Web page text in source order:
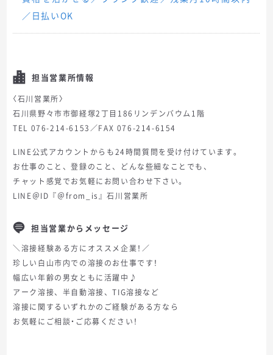
／日払いOK
担当営業所情報
〈石川営業所〉
石川県野々市市御経塚2丁目186リンデンバウム1階
TEL 076-214-6153／FAX 076-214-6154
LINE公式アカウントからも24時間質問を受け付けています。
お仕事のこと、登録のこと、どんな些細なことでも、
チャット感覚でお気軽にお問い合わせ下さい。
LINE＠ID『＠from_is』石川営業所
担当営業からメッセージ
＼溶接経験ある方にオススメ企業！／
珍しい白山市内での溶接のお仕事です！
幅広い年齢の男女ともに活躍中♪
アーク溶接、半自動溶接、TIG溶接など
溶接に関するいずれかのご経験がある方なら
お気軽にご相談・ご応募ください！